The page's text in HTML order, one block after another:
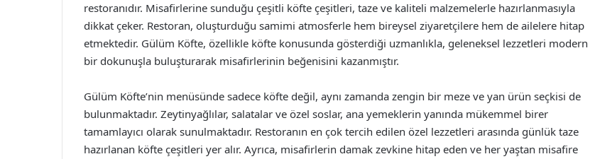
restoranıdır. Misafirlerine sunduğu çeşitli köfte çeşitleri, taze ve kaliteli malzemelerle hazırlanmasıyla
dikkat çeker. Restoran, oluşturduğu samimi atmosferle hem bireysel ziyaretçilere hem de ailelere hitap
etmektedir. Gülüm Köfte, özellikle köfte konusunda gösterdiği uzmanlıkla, geleneksel lezzetleri modern
bir dokunuşla buluşturarak misafirlerinin beğenisini kazanmıştır.
Gülüm Köfte’nin menüsünde sadece köfte değil, aynı zamanda zengin bir meze ve yan ürün seçkisi de
bulunmaktadır. Zeytinyağlılar, salatalar ve özel soslar, ana yemeklerin yanında mükemmel birer
tamamlayıcı olarak sunulmaktadır. Restoranın en çok tercih edilen özel lezzetleri arasında günlük taze
hazırlanan köfte çeşitleri yer alır. Ayrıca, misafirlerin damak zevkine hitap eden ve her yaştan misafire